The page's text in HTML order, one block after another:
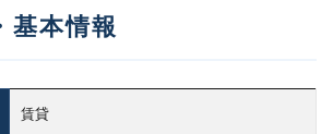
基本情報
賃貸